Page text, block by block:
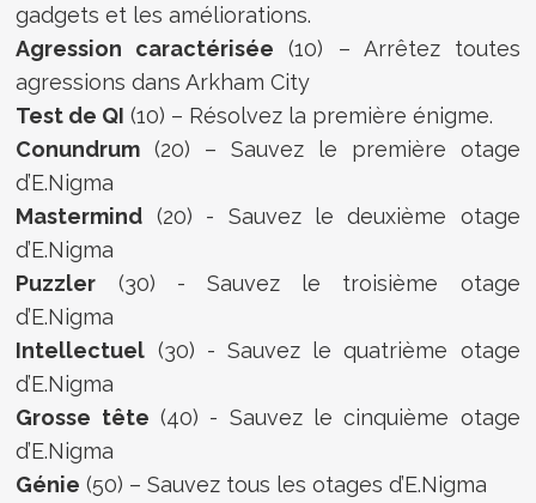
gadgets et les améliorations.
Agression caractérisée (10) – Arrêtez toutes
agressions dans Arkham City
Test de QI (10) – Résolvez la première énigme.
Conundrum (20) – Sauvez le première otage
d’E.Nigma
Mastermind (20) - Sauvez le deuxième otage
d’E.Nigma
Puzzler (30) - Sauvez le troisième otage
d’E.Nigma
Intellectuel (30) - Sauvez le quatrième otage
d’E.Nigma
Grosse tête (40) - Sauvez le cinquième otage
d’E.Nigma
Génie (50) – Sauvez tous les otages d’E.Nigma